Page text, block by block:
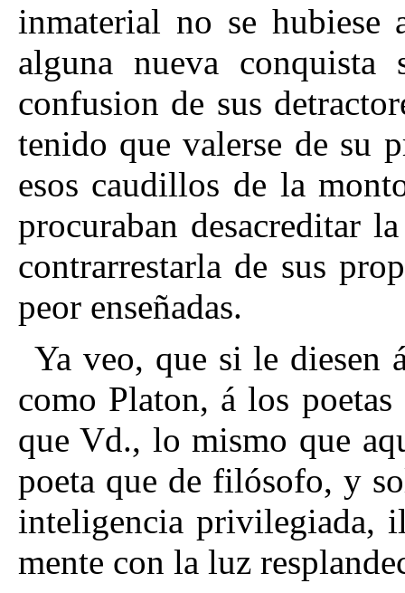
inmaterial no se hubiese
alguna nueva
confusion de sus
tenido que valerse de su
esos caudillos de la mon
procuraban desacreditar
contrarrestarla de sus
peor enseñadas.
Ya veo, que si le diesen
como Platon, á los
que Vd., lo mismo que
poeta que de filósofo, y
inteligencia privilegiada,
mente con la luz